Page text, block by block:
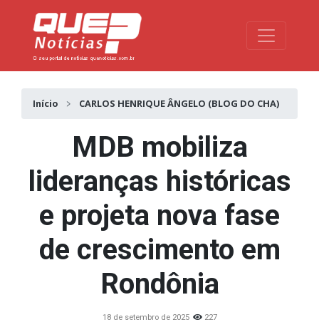
Toggle
Início CARLOS HENRIQUE ÂNGELO (BLOG DO CHA)
MDB mobiliza
lideranças históricas
e projeta nova fase
de crescimento em
Rondônia
18 de setembro de 2025 227